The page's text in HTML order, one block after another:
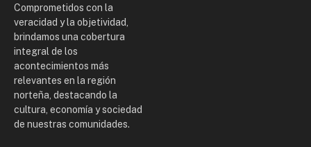
Comprometidos con la
veracidad y la objetividad,
brindamos una cobertura
integral de los
acontecimientos más
relevantes en la región
norteña, destacando la
cultura, economía y sociedad
de nuestras comunidades.